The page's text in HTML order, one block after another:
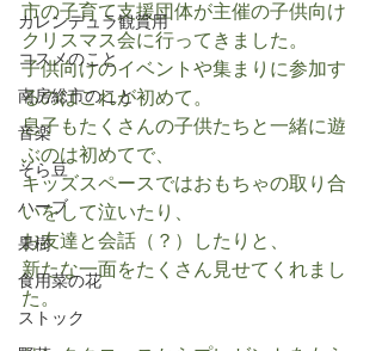
カレンデュラ観賞用
コスメのこと
南房総市のこと
音楽
そら豆
ハーブ
果樹
食用菜の花
ストック
市の子育て支援団体が主催の子供向け
クリスマス会に行ってきました。
子供向けのイベントや集まりに参加す
るのはこれが初めて。
息子もたくさんの子供たちと一緒に遊
ぶのは初めてで、
キッズスペースではおもちゃの取り合
いをして泣いたり、
お友達と会話（？）したりと、
新たな一面をたくさん見せてくれまし
た。